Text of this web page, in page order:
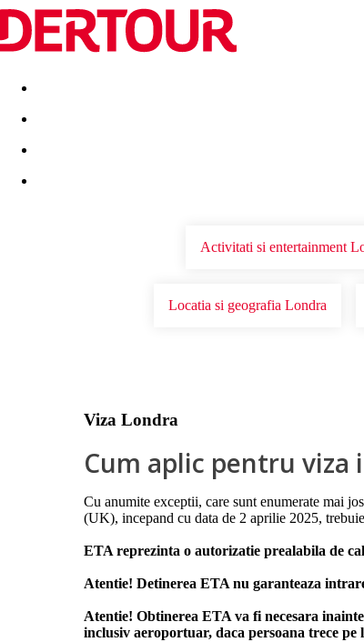
Destinatii Vacanta perfecta OFERTE DE
Activitati si entertainment
Locatia si geografia Londra
Viza Londra
Cum aplic pentru viza
Cu anumite exceptii, care sunt enumerate mai
(UK), incepand cu data de 2 aprilie 2025,
ETA reprezinta o autorizatie prealabila de
Atentie! Detinerea ETA nu garanteaza
Atentie! Obtinerea ETA va fi necesara
inclusiv aeroportuar, daca persoana trece